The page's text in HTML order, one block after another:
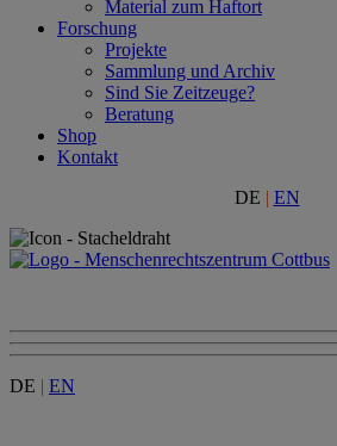
Material zum Haftort
Forschung
Projekte
Sammlung und Archiv
Sind Sie Zeitzeuge?
Beratung
Shop
Kontakt
DE | EN
DE | EN